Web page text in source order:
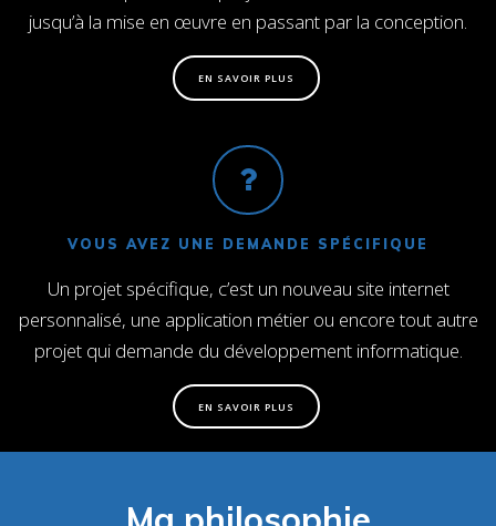
jusqu’à la mise en œuvre en passant par la conception.
EN SAVOIR PLUS
VOUS AVEZ UNE DEMANDE SPÉCIFIQUE
Un projet spécifique, c’est un nouveau site internet
personnalisé, une application métier ou encore tout autre
projet qui demande du développement informatique.
EN SAVOIR PLUS